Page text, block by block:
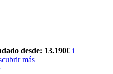
desde: 13.190€ i
más